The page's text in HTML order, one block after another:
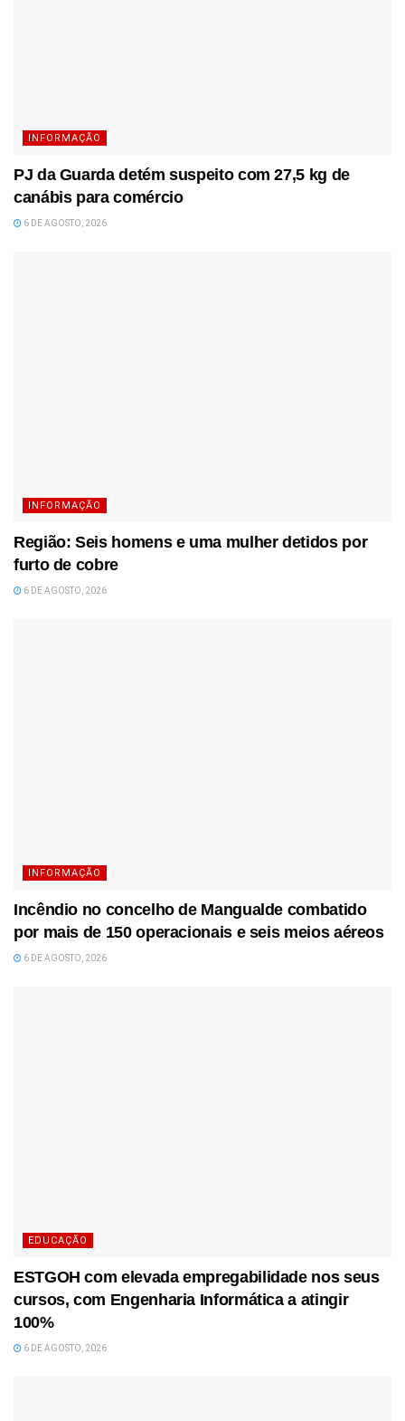
INFORMAÇÃO
PJ da Guarda detém suspeito com 27,5 kg de
canábis para comércio
6 DE AGOSTO, 2026
INFORMAÇÃO
Região: Seis homens e uma mulher detidos por
furto de cobre
6 DE AGOSTO, 2026
INFORMAÇÃO
Incêndio no concelho de Mangualde combatido
por mais de 150 operacionais e seis meios aéreos
6 DE AGOSTO, 2026
EDUCAÇÃO
ESTGOH com elevada empregabilidade nos seus
cursos, com Engenharia Informática a atingir
100%
6 DE AGOSTO, 2026